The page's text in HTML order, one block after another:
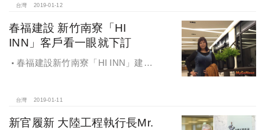
台灣 2019-01-12
春福建設 新竹南寮「HI
INN」客戶看一眼就下訂
春福建設新竹南寮「HI INN」建
台灣 2019-01-11
新官履新 大陸工程執行長Mr.